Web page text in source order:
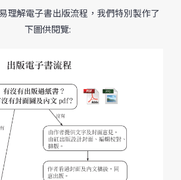
理解電子書出版流程，我們特別製作了
下圖供閱覽: